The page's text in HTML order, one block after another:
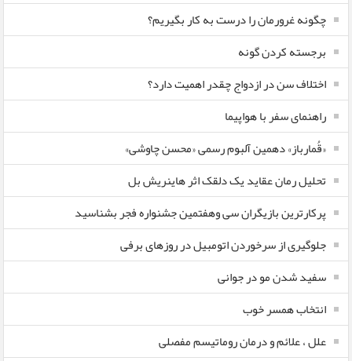
چگونه غرورمان را درست به کار بگیریم؟
برجسته کردن گونه
اختلاف سن در ازدواج چقدر اهمیت دارد؟
راهنمای سفر با هواپیما
«قُمارباز» دهمین آلبوم رسمی «محسن چاوشی»
تحلیل رمان عقاید یک دلقک اثر هاینریش بل
پرکارترین بازیگران سی وهفتمین جشنواره فجر بشناسید
جلوگیری از سرخوردن اتومبیل در روزهای برفی
سفید شدن مو در جوانی
انتخاب همسر خوب
علل ، علائم و درمان روماتیسم مفصلی